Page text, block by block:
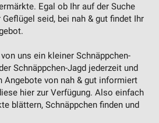
Egal ob Ihr auf der Suche
seid, bei nah & gut findet Ihr
uns ein kleiner Schnäppchen-
Schnäppchen-Jagd jederzeit und
Angebote von nah & gut informiert
hier zur Verfügung. Also einfach
blättern, Schnäppchen finden und